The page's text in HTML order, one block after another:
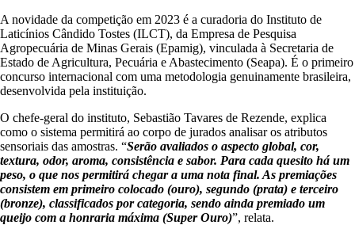
A novidade da competição em 2023 é a curadoria do Instituto de
Laticínios Cândido Tostes (ILCT), da Empresa de Pesquisa
Agropecuária de Minas Gerais (Epamig), vinculada à Secretaria de
Estado de Agricultura, Pecuária e Abastecimento (Seapa). É o primeiro
concurso internacional com uma metodologia genuinamente brasileira,
desenvolvida pela instituição.
O chefe-geral do instituto, Sebastião Tavares de Rezende, explica
como o sistema permitirá ao corpo de jurados analisar os atributos
sensoriais das amostras. “Serão avaliados o aspecto global, cor,
textura, odor, aroma, consistência e sabor. Para cada quesito há um
peso, o que nos permitirá chegar a uma nota final. As premiações
consistem em primeiro colocado (ouro), segundo (prata) e terceiro
(bronze), classificados por categoria, sendo ainda premiado um
queijo com a honraria máxima (Super Ouro)”, relata.